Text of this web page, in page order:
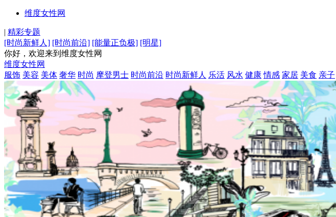
维度女性网
| 精彩专题
[时尚新鲜人] [时尚前沿] [能量正负极] [明星]
你好，欢迎来到维度女性网
维度女性网
服饰 美容 美体 奢华 时尚 摩登男士 时尚前沿 时尚新鲜人 乐活 风水 健康 情感 家居 美食 亲子